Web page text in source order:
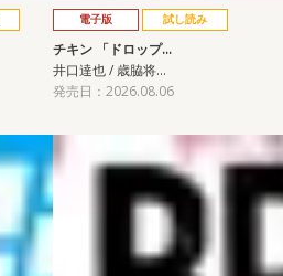
電子版 試し読み
チキン 「ドロップ…
井口達也 / 歳脇将…
発売日：2026.08.06